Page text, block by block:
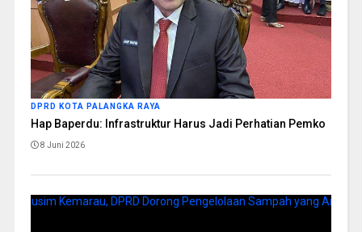
DPRD KOTA PALANGKA RAYA
Hap Baperdu: Infrastruktur Harus Jadi Perhatian Pemko
8 Juni 2026